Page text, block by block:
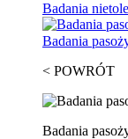
Badania
Badania
< POWRÓT
Badania